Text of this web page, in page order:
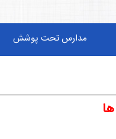
مدارس تحت پوشش